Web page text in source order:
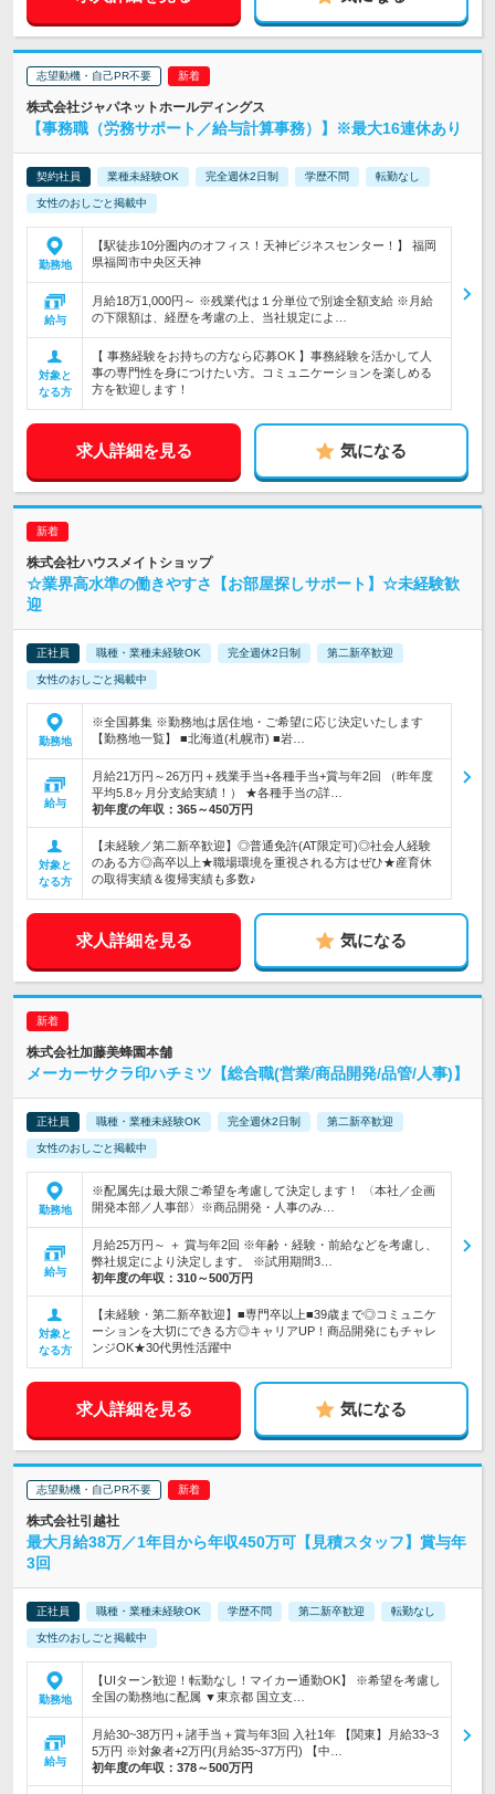
志望動機・自己PR不要
株式会社ジャパネットホールディングス
【事務職（労務サポート／給与計算事務）】※最大16連休あり
契約社員 業種未経験OK 完全週休2日制 学歴不問 転勤なし
女性のおしごと掲載中
勤務地
【駅徒歩10分圏内のオフィス！天神ビジネスセンター！】 福岡
県福岡市中央区天神
給与
月給18万1,000円～ ※残業代は１分単位で別途全額支給 ※月給
の下限額は、経歴を考慮の上、当社規定によ…
対象と
なる方
【 事務経験をお持ちの方なら応募OK 】事務経験を活かして人
事の専門性を身につけたい方。コミュニケーションを楽しめる
方を歓迎します！
求人詳細を見る 気になる
株式会社ハウスメイトショップ
☆業界高水準の働きやすさ【お部屋探しサポート】☆未経験歓
迎
正社員 職種・業種未経験OK 完全週休2日制 第二新卒歓迎
女性のおしごと掲載中
勤務地
※全国募集 ※勤務地は居住地・ご希望に応じ決定いたします
【勤務地一覧】 ■北海道(札幌市) ■岩…
給与
月給21万円～26万円＋残業手当+各種手当+賞与年2回 （昨年度
平均5.8ヶ月分支給実績！） ★各種手当の詳…
初年度の年収： 365～450万円
対象と
なる方
【未経験／第二新卒歓迎】◎普通免許(AT限定可)◎社会人経験
のある方◎高卒以上★職場環境を重視される方はぜひ★産育休
の取得実績＆復帰実績も多数♪
求人詳細を見る 気になる
株式会社加藤美蜂園本舗
メーカーサクラ印ハチミツ【総合職(営業/商品開発/品管/人事)】
正社員 職種・業種未経験OK 完全週休2日制 第二新卒歓迎
女性のおしごと掲載中
勤務地
※配属先は最大限ご希望を考慮して決定します！ 〈本社／企画
開発本部／人事部〉※商品開発・人事のみ…
給与
月給25万円～ ＋ 賞与年2回 ※年齢・経験・前給などを考慮し、
弊社規定により決定します。 ※試用期間3…
初年度の年収： 310～500万円
対象と
なる方
【未経験・第二新卒歓迎】■専門卒以上■39歳まで◎コミュニケ
ーションを大切にできる方◎キャリアUP！商品開発にもチャレ
ンジOK★30代男性活躍中
求人詳細を見る 気になる
志望動機・自己PR不要
株式会社引越社
最大月給38万／1年目から年収450万可【見積スタッフ】賞与年
3回
正社員 職種・業種未経験OK 学歴不問 第二新卒歓迎 転勤なし
女性のおしごと掲載中
勤務地
【UIターン歓迎！転勤なし！マイカー通勤OK】 ※希望を考慮し
全国の勤務地に配属 ▼東京都 国立支…
給与
月給30~38万円＋諸手当＋賞与年3回 入社1年 【関東】月給33~3
5万円 ※対象者+2万円(月給35~37万円) 【中…
初年度の年収： 378～500万円